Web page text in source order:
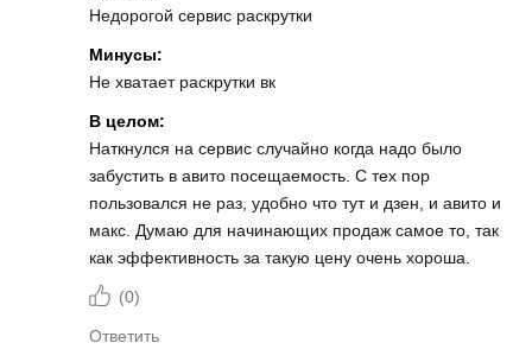
Недорогой сервис раскрутки
Минусы:
Не хватает раскрутки вк
В целом:
Наткнулся на сервис случайно когда надо было
забустить в авито посещаемость. С тех пор
пользовался не раз, удобно что тут и дзен, и авито и
макс. Думаю для начинающих продаж самое то, так
как эффективность за такую цену очень хороша.
(0)
Ответить